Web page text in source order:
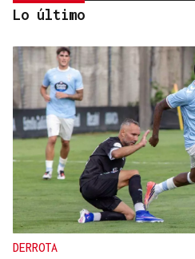
INVESTIGACIÓN
Una nueva tecnología
cultivos
Lo último
DERROTA